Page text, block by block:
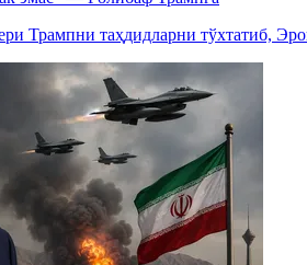
Трампни таҳдидларни тўхтатиб,